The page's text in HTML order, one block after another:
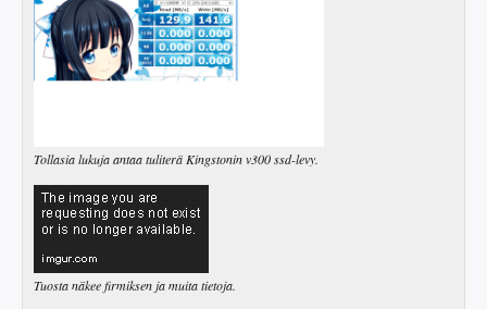
Tollasia lukuja antaa tuliterä Kingstonin v300 ssd-levy.
Tuosta näkee firmiksen ja muita tietoja.